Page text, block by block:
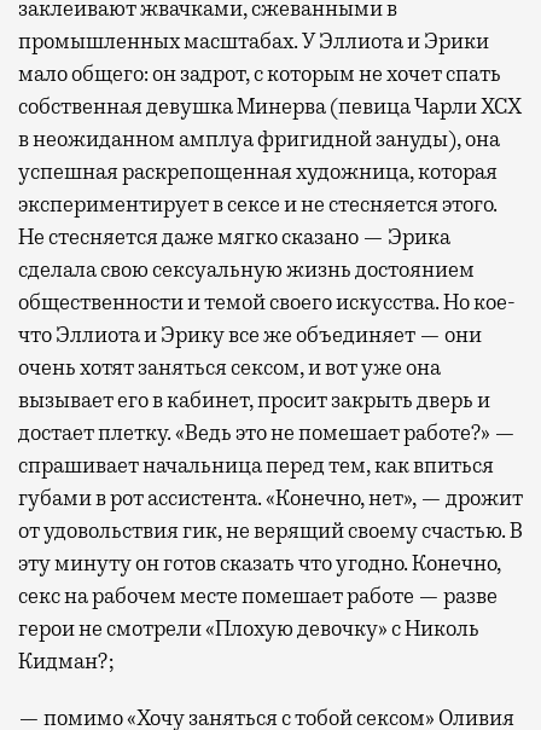
заклеивают жвачками, сжеванными в
промышленных масштабах. У Эллиота и Эрики
мало общего: он задрот, с которым не хочет спать
собственная девушка Минерва (певица Чарли XCX
в неожиданном амплуа фригидной зануды), она
успешная раскрепощенная художница, которая
экспериментирует в сексе и не стесняется этого.
Не стесняется даже мягко сказано — Эрика
сделала свою сексуальную жизнь достоянием
общественности и темой своего искусства. Но кое-
что Эллиота и Эрику все же объединяет — они
очень хотят заняться сексом, и вот уже она
вызывает его в кабинет, просит закрыть дверь и
достает плетку. «Ведь это не помешает работе?» —
спрашивает начальница перед тем, как впиться
губами в рот ассистента. «Конечно, нет», — дрожит
от удовольствия гик, не верящий своему счастью. В
эту минуту он готов сказать что угодно. Конечно,
секс на рабочем месте помешает работе — разве
герои не смотрели «Плохую девочку» с Николь
Кидман?;
— помимо «Хочу заняться с тобой сексом» Оливия